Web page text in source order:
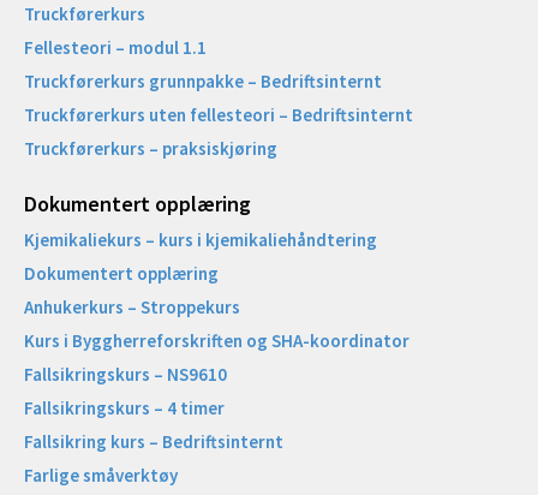
Truckførerkurs
Fellesteori – modul 1.1
Truckførerkurs grunnpakke – Bedriftsinternt
Truckførerkurs uten fellesteori – Bedriftsinternt
Truckførerkurs – praksiskjøring
Dokumentert opplæring
Kjemikaliekurs – kurs i kjemikaliehåndtering
Dokumentert opplæring
Anhukerkurs – Stroppekurs
Kurs i Byggherreforskriften og SHA-koordinator
Fallsikringskurs – NS9610
Fallsikringskurs – 4 timer
Fallsikring kurs – Bedriftsinternt
Farlige småverktøy